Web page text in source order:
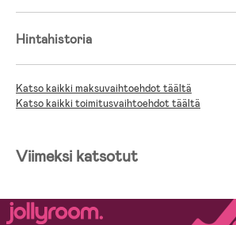
Hintahistoria
Katso kaikki maksuvaihtoehdot täältä
Katso kaikki toimitusvaihtoehdot täältä
Viimeksi katsotut